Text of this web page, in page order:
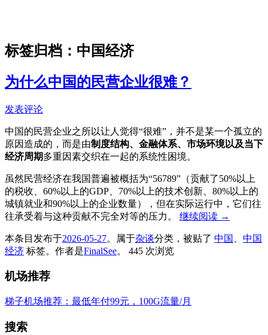
标签归档： 中国经济
为什么中国的民营企业很难？
发表评论
中国的民营企业之所以让人觉得“很难”，并不是某一个孤立的
原因造成的，而是由制度结构、金融体系、市场环境以及当下
经济周期多重因素交织在一起的系统性困境。
虽然民营经济在我国普遍被概括为“56789”（贡献了50%以上
的税收、60%以上的GDP、70%以上的技术创新、80%以上的
城镇就业和90%以上的企业数量），但在实际运行中，它们往
往承受着与这种贡献不完全对等的压力。 继续阅读 →
本条目发布于2026-05-27。属于杂谈分类，被贴了 中国
中国
经济 标签。 作者是FinalSee。 445 次浏览
机场推荐
梯子机场推荐：最低年付99元，100G流量/月
搜索